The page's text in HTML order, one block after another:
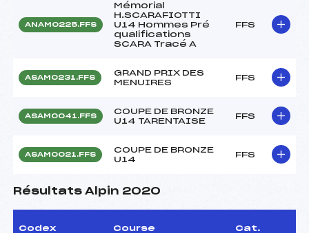
ANAM0225.FFS
Mémorial
H.SCARAFIOTTI
U14 Hommes Pré
qualifications
SCARA Tracé A
FFS
ASAM0231.FFS
GRAND PRIX DES
MENUIRES
FFS
ASAM0041.FFS
COUPE DE BRONZE
U14 TARENTAISE
FFS
ASAM0021.FFS
COUPE DE BRONZE
U14
FFS
Résultats Alpin 2020
Codex Course Cat.